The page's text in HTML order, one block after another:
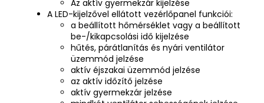
Az aktív gyermekzár kijelzése
A LED-kijelzővel ellátott vezérlőpanel funkciói:
a beállított hőmérséklet vagy a beállított
be-/kikapcsolási idő kijelzése
hűtés, párátlanítás és nyári ventilátor
üzemmód jelzése
aktív éjszakai üzemmód jelzése
az aktív időzítő jelzése
aktív gyermekzár jelzése